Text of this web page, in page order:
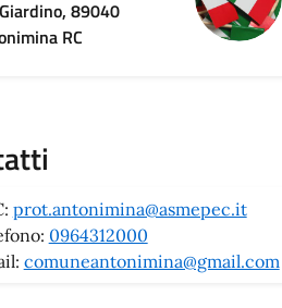
89040
RC
prot.antonimina@asmepec.it
0964312000
comuneantonimina@gmail.com